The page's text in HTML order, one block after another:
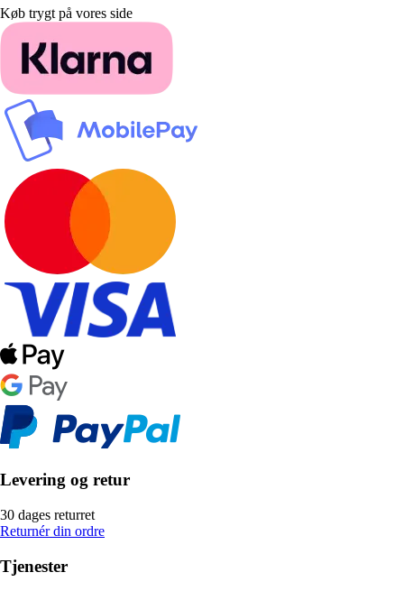
Køb trygt på vores side
Levering og retur
30 dages returret
Returnér din ordre
Tjenester